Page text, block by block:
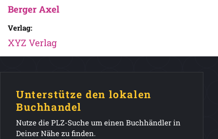
Berger Axel
Verlag:
XYZ Verlag
Unterstütze den lokalen
Buchhandel
Nutze die PLZ-Suche um einen Buchhändler in
Deiner Nähe zu finden.